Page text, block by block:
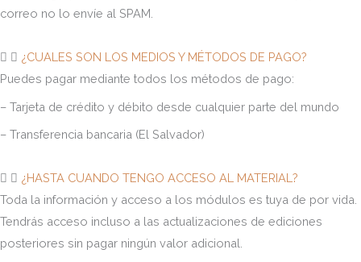
correo no lo envíe al SPAM.
¿CUALES SON LOS MEDIOS Y MÉTODOS DE PAGO?
Puedes pagar mediante todos los métodos de pago:
– Tarjeta de crédito y débito desde cualquier parte del mundo
– Transferencia bancaria (El Salvador)
¿HASTA CUANDO TENGO ACCESO AL MATERIAL?
Toda la información y acceso a los módulos es tuya de por vida.
Tendrás acceso incluso a las actualizaciones de ediciones
posteriores sin pagar ningún valor adicional.